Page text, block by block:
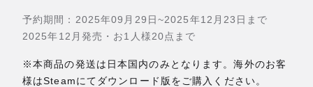
予約期間：2025年09月29日~2025年12月23日まで
2025年12月発売・お1人様20点まで
※本商品の発送は日本国内のみとなります。海外のお客
様はSteamにてダウンロード版をご購入ください。